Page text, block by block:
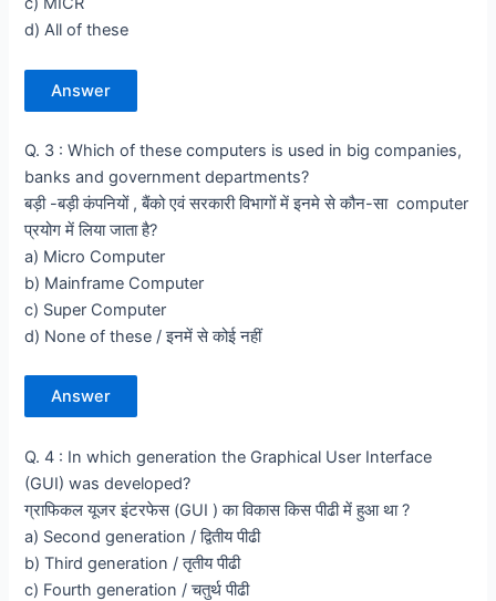
d) All of these
Answer
Q. 3 : Which of these computers is used in big companies,
banks and government departments?
बड़ी -बड़ी कंपनियों , बैंको एवं सरकारी विभागों में इनमे से कौन-सा computer
प्रयोग में लिया जाता है?
a) Micro Computer
b) Mainframe Computer
c) Super Computer
d) None of these / इनमें से कोई नहीं
Answer
Q. 4 : In which generation the Graphical User Interface
(GUI) was developed?
ग्राफिकल यूजर इंटरफेस (GUI ) का विकास किस पीढी में हुआ था ?
a) Second generation / द्वितीय पीढी
b) Third generation / तृतीय पीढी
c) Fourth generation / चतुर्थ पीढी